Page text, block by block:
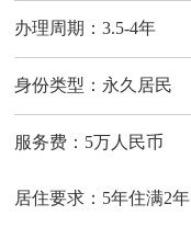
办理周期：3.5-4年
身份类型：永久居民
服务费：5万人民币
居住要求：5年住满2年